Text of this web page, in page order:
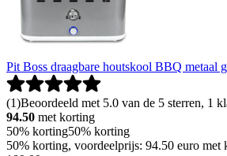
Pit Boss draagbare houtskool BBQ metaal
(1)Beoordeeld met 5.0 van de 5 sterren, 1
94.50 met korting
50% korting50% korting
50% korting, voordeelprijs: 94.50 euro met